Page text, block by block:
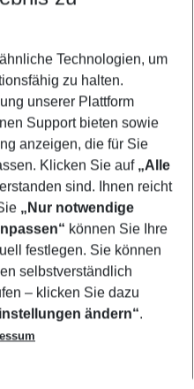
Nächte
Technologien, um
zu halten.
unserer Plattform
Support bieten sowie
anzeigen, die für Sie
Klicken Sie auf „Alle
sind. Ihnen reicht
„Nur notwendige
können Sie Ihre
festlegen. Sie können
selbstverständlich
– klicken Sie dazu
ändern“.